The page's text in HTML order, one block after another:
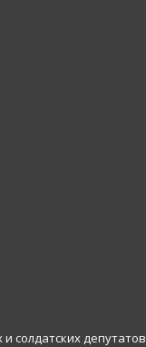
солдатских депутатов